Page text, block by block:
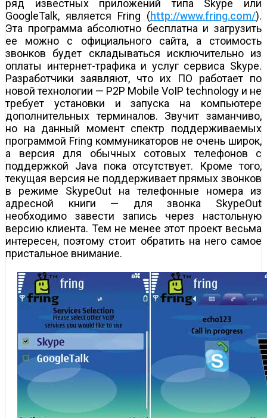
ряд известных приложений типа Skype или
GoogleTalk, является Fring (http://www.fring.com/).
Эта программа абсолютно бесплатна и загрузить
ее можно с официального сайта, а стоимость
звонков будет складываться исключительно из
оплаты интернет-трафика и услуг сервиса Skype.
Разработчики заявляют, что их ПО работает по
новой технологии — P2P Mobile VoIP technology и не
требует установки и запуска на компьютере
дополнительных терминалов. Звучит заманчиво,
но на данный момент спектр поддерживаемых
программой Fring коммуникаторов не очень широк,
а версия для обычных сотовых телефонов с
поддержкой Java пока отсутствует. Кроме того,
текущая версия не поддерживает прямых звонков
в режиме SkypeOut на телефонные номера из
адресной книги — для звонка SkypeOut
необходимо завести запись через настольную
версию клиента. Тем не менее этот проект весьма
интересен, поэтому стоит обратить на него самое
пристальное внимание.